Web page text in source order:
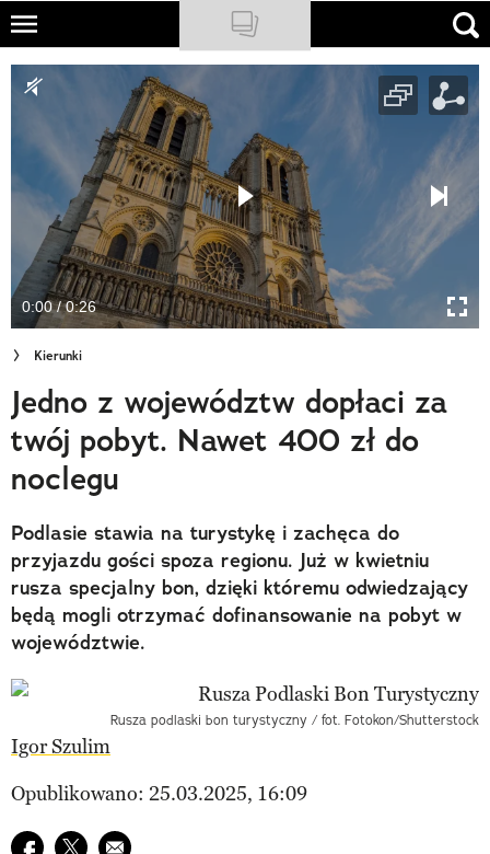
Skip
main
NATIONAL GEOGRAPHIC
PODCASTY
Sklep
Newsletter
Cuda Polski
Wielki Konkurs Fotograficzny
Trendbook Podróżniczy
Polecane
0:00 / 0:26
Kierunki
Jedno z województw dopłaci za
twój pobyt. Nawet 400 zł do
noclegu
Podlasie stawia na turystykę i zachęca do
przyjazdu gości spoza regionu. Już w kwietniu
rusza specjalny bon, dzięki któremu odwiedzający
będą mogli otrzymać dofinansowanie na pobyt w
województwie.
Rusza podlaski bon turystyczny / fot. Fotokon/Shutterstock
Igor Szulim
Opublikowano: 25.03.2025, 16:09
Udostępnij na facebook
Udostępnij na twitter
E-mail do przyjaciela